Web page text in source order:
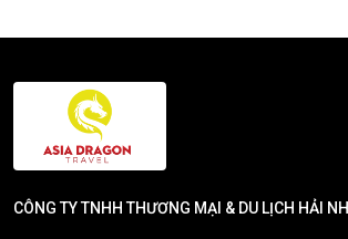
CÔNG TY TNHH THƯƠNG MẠI & DU LỊCH HẢI NHI